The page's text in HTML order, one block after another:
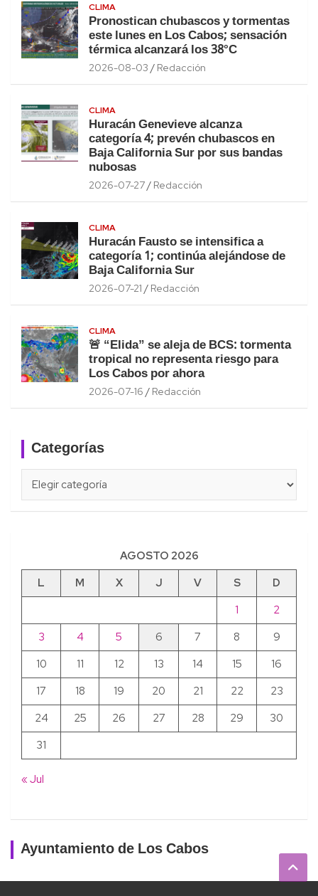
CLIMA
Pronostican chubascos y tormentas
este lunes en Los Cabos; sensación
térmica alcanzará los 38°C
2026-08-03 Redacción
CLIMA
Huracán Genevieve alcanza
categoría 4; prevén chubascos en
Baja California Sur por sus bandas
nubosas
2026-07-27 Redacción
CLIMA
Huracán Fausto se intensifica a
categoría 1; continúa alejándose de
Baja California Sur
2026-07-21 Redacción
CLIMA
🚨 “Elida” se aleja de BCS: tormenta
tropical no representa riesgo para
Los Cabos por ahora
2026-07-16 Redacción
Categorías
AGOSTO 2026
L
M X J V S
D
1
2
3
4 5 6 7 8
9
10
11 12 13 14 15
16
17
18 19 20 21 22
23
24
25 26 27 28 29
30
31
« Jul
Ayuntamiento de Los Cabos